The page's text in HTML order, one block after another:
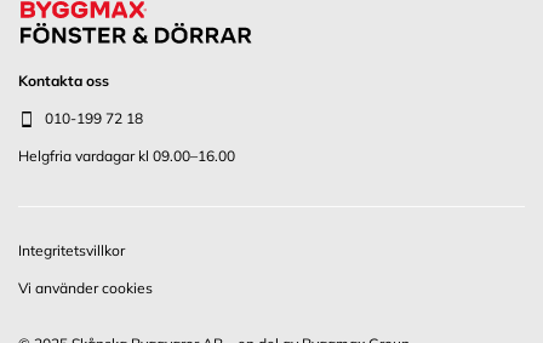
Kontakta oss
010-199 72 18
Helgfria vardagar kl 09.00–16.00
Integritetsvillkor
Vi använder cookies